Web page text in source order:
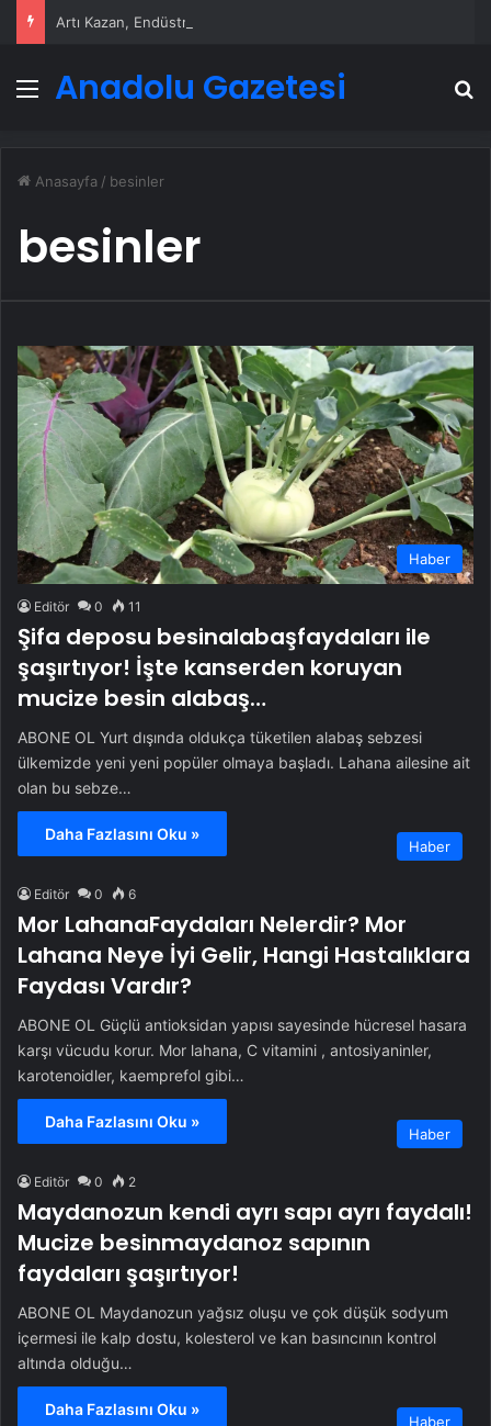
Menü
Anadolu Gazetesi
Anasayfa / besinler
besinler
Haber
Editör 0 11
Şifa deposu besinalabaşfaydaları ile
şaşırtıyor! İşte kanserden koruyan
mucize besin alabaş…
ABONE OL Yurt dışında oldukça tüketilen alabaş sebzesi
ülkemizde yeni yeni popüler olmaya başladı. Lahana ailesine ait
olan bu sebze…
Daha Fazlasını Oku »
Haber
Editör 0 6
Mor LahanaFaydaları Nelerdir? Mor
Lahana Neye İyi Gelir, Hangi Hastalıklara
Faydası Vardır?
ABONE OL Güçlü antioksidan yapısı sayesinde hücresel hasara
karşı vücudu korur. Mor lahana, C vitamini , antosiyaninler,
karotenoidler, kaemprefol gibi…
Daha Fazlasını Oku »
Haber
Editör 0 2
Maydanozun kendi ayrı sapı ayrı faydalı!
Mucize besinmaydanoz sapının
faydaları şaşırtıyor!
ABONE OL Maydanozun yağsız oluşu ve çok düşük sodyum
içermesi ile kalp dostu, kolesterol ve kan basıncının kontrol
altında olduğu…
Daha Fazlasını Oku »
Haber